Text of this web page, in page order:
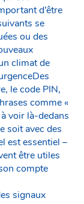
d’être
se
ou des
climat de
le code PIN,
comme «
à voir là-dedans
soit avec des
est essentiel –
être utiles
compte
signaux